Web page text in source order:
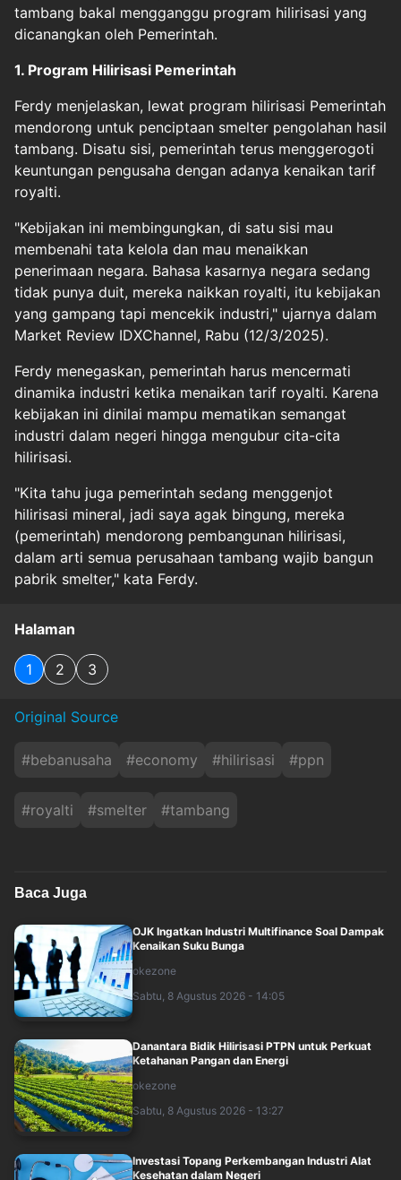
tambang bakal mengganggu program hilirisasi yang
dicanangkan oleh Pemerintah.
1. Program Hilirisasi Pemerintah
Ferdy menjelaskan, lewat program hilirisasi Pemerintah
mendorong untuk penciptaan smelter pengolahan hasil
tambang. Disatu sisi, pemerintah terus menggerogoti
keuntungan pengusaha dengan adanya kenaikan tarif
royalti.
"Kebijakan ini membingungkan, di satu sisi mau
membenahi tata kelola dan mau menaikkan
penerimaan negara. Bahasa kasarnya negara sedang
tidak punya duit, mereka naikkan royalti, itu kebijakan
yang gampang tapi mencekik industri," ujarnya dalam
Market Review IDXChannel, Rabu (12/3/2025).
Ferdy menegaskan, pemerintah harus mencermati
dinamika industri ketika menaikan tarif royalti. Karena
kebijakan ini dinilai mampu mematikan semangat
industri dalam negeri hingga mengubur cita-cita
hilirisasi.
"Kita tahu juga pemerintah sedang menggenjot
hilirisasi mineral, jadi saya agak bingung, mereka
(pemerintah) mendorong pembangunan hilirisasi,
dalam arti semua perusahaan tambang wajib bangun
pabrik smelter," kata Ferdy.
Halaman
1 2 3
Original Source
#bebanusaha #economy #hilirisasi #ppn
#royalti #smelter #tambang
Baca Juga
OJK Ingatkan Industri Multifinance Soal Dampak
Kenaikan Suku Bunga
okezone
Sabtu, 8 Agustus 2026 - 14:05
Danantara Bidik Hilirisasi PTPN untuk Perkuat
Ketahanan Pangan dan Energi
okezone
Sabtu, 8 Agustus 2026 - 13:27
Investasi Topang Perkembangan Industri Alat
Kesehatan dalam Negeri